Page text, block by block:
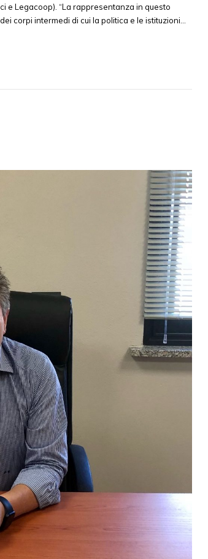
Legacoop). “La rappresentanza in questo
corpi intermedi di cui la politica e le istituzioni…